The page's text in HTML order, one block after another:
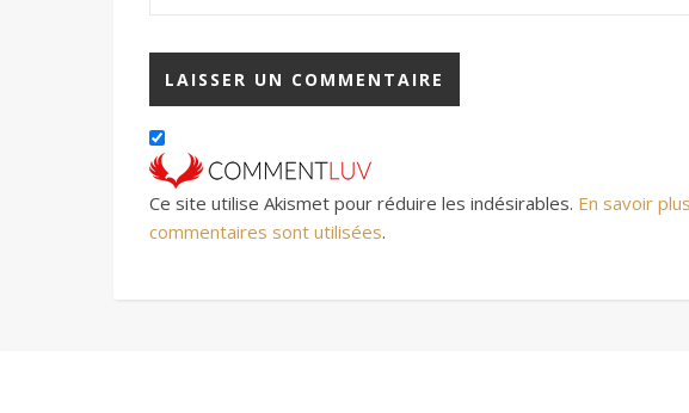
Ce site utilise Akismet pour réduire les indésirables. En savoir
commentaires sont utilisées.